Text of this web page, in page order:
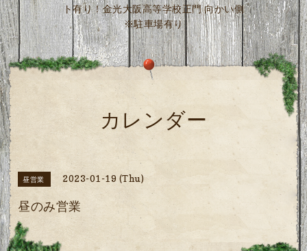
ト有り！金光大阪高等学校正門 向かい側
※駐車場有り
カレンダー
昼営業 2023-01-19 (Thu)
昼のみ営業